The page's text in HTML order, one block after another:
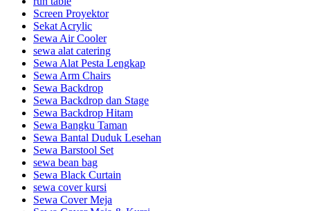
Screen Proyektor
Sekat Acrylic
Sewa Air Cooler
sewa alat catering
Sewa Alat Pesta Lengkap
Sewa Arm Chairs
Sewa Backdrop
Sewa Backdrop dan Stage
Sewa Backdrop Hitam
Sewa Bangku Taman
Sewa Bantal Duduk Lesehan
Sewa Barstool Set
sewa bean bag
Sewa Black Curtain
sewa cover kursi
Sewa Cover Meja